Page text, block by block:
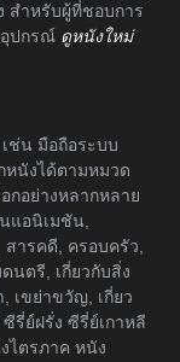
สำหรับผู้ที่ชอบการ
อุปกรณ์ ดูหนังใหม่
ช่น มือถือระบบ
หนังได้ตามหมวด
กอย่างหลากหลาย
แอนิเมชัน,
ารคดี, ครอบครัว,
นตรี, เกี่ยวกับสิ่ง
เขย่าขวัญ, เกี่ยว
รี่ย์ฝรั่ง ซีรี่ย์เกาหลี
ไตรภาค หนัง